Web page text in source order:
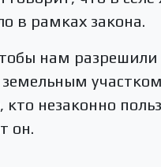
в рамках закона.
нам разрешили
земельным
незаконно
он.